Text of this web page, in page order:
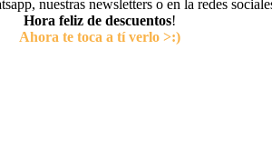
nuestras newsletters o en la redes
Hora feliz de descuentos!
Ahora te toca a tí verlo >:)